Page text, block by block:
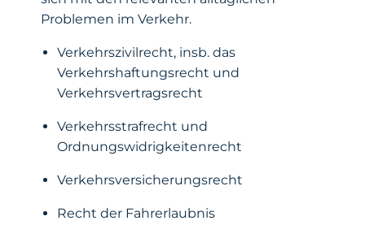
Problemen im Verkehr.
Verkehrszivilrecht, insb. das
Verkehrshaftungsrecht und
Verkehrsvertragsrecht
Verkehrsstrafrecht und
Ordnungswidrigkeitenrecht
Verkehrsversicherungsrecht
Recht der Fahrerlaubnis